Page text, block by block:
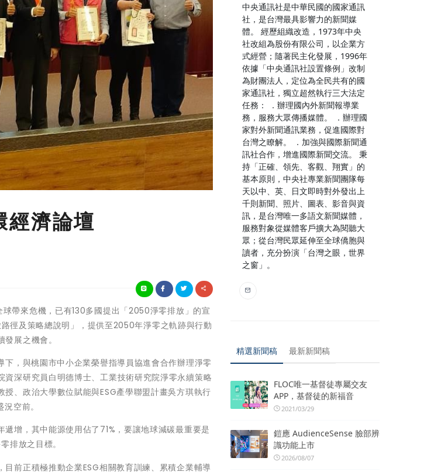
經濟論壇
帶來危機，已有130多國提出「2050淨零排放」的宣
徑及策略總說明」，提供至2050年淨零之軌跡與行動
展之機會。
，與桃園市中小企業榮譽指導員協進會合作辦理淨零
深研究員白明德博士、工業技術研究院淨零永續策略
、政治大學數位賦能與ESG產學聯盟計畫吳方琪執行
空前。
增，其中能源使用佔了71%，要讓地球減碳最重要是
排放之目標。
前正積極推動企業ESG相關教育訓練、累積企業輔導
中央通訊社是中華民國的國家通訊
社，是台灣最具影響力的新聞媒
體。 經歷組織改造，1973年中央
社改組為股份有限公司，以企業方
式經營；隨著民主化發展，1996年
依據「中央通訊社設置條例」改制
為財團法人，定位為全民共有的國
家通訊社，獨立超然執行三大法定
任務： ．辦理國內外新聞報導業
務，服務大眾傳播媒體。 ．辦理國
家對外新聞通訊業務，促進國際對
台灣之瞭解。 ．加強與國際新聞通
訊社合作，增進國際新聞交流。 秉
持「正確、領先、客觀、翔實」的
基本原則，中央社專業新聞團隊每
天以中、英、日文即時對外發出上
千則新聞、照片、圖表、影音與資
訊，是台灣唯一多語文新聞媒體，
服務對象從媒體客戶擴大為閱聽大
眾；從台灣民眾延伸至全球僑胞與
讀者，充分扮演「台灣之眼，世界
之窗」。
精選新聞稿 最新新聞稿
FLOC唯一基督徒專屬交友
APP，基督徒的新福音
2021/03/29
鎧應 AudienceSense 臉部辨
識功能上市
2026/08/07